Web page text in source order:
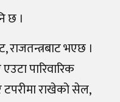
छ ।
भएछ ।
पारिवारिक
टपरीमा राखेको सेल,